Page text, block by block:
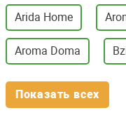
Arida Home
Aroma Doma
Показать всех